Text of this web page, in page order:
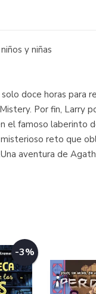
y niñas
doce horas para
Por fin, Larry
el famoso
reto que
aventura de
-3%